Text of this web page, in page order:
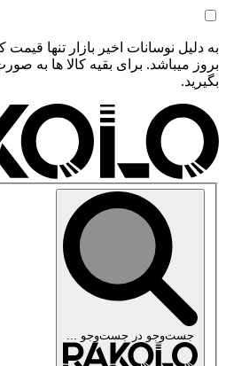
به دلیل نوسانات اخیر بازار تنها قیمت
بروز میباشد. برای بقیه کالا ها به
بگیرید.
جست‌وجو در جست‌وجو ...